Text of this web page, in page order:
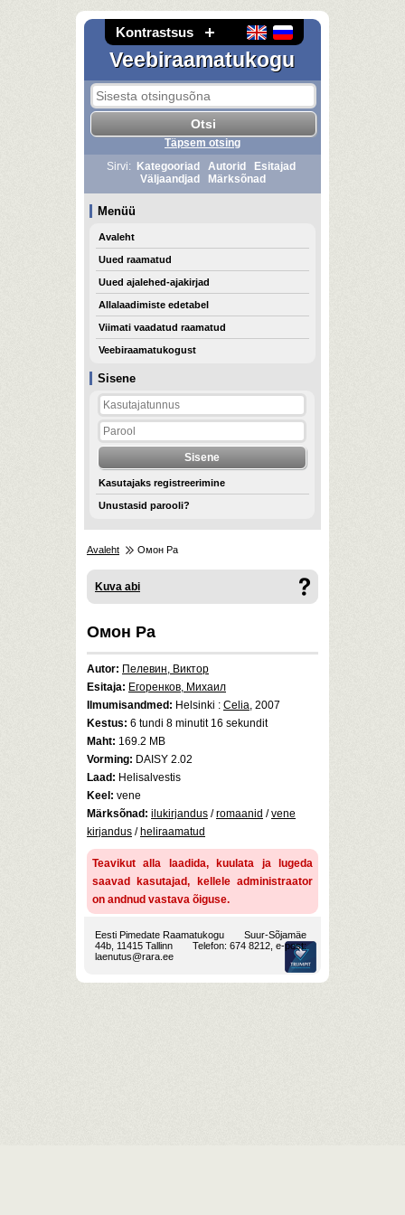
Kontrastsus
Veebiraamatukogu
Sisene
Kasutajaks registreerimine
Unustasid parooli?
Täpsem otsing
Sirvi:
Kategooriad Autorid
Esitajad
Väljaandjad
Märksõnad
Menüü
Avaleht
Uued raamatud
Uued ajalehed-ajakirjad
Allalaadimiste edetabel
Viimati vaadatud raamatud
Veebiraamatukogust
Avaleht Омон Ра
Kuva abi
Омон Ра
Autor: Пелевин, Виктор
Esitaja: Егоренков, Михаил
Ilmumisandmed: Helsinki : Celia, 2007
Kestus: 6 tundi 8 minutit 16 sekundit
Maht: 169.2 MB
Vorming: DAISY 2.02
Laad: Helisalvestis
Keel: vene
Märksõnad: ilukirjandus /romaanid /vene
kirjandus / heliraamatud
Teavikut alla laadida, kuulata ja lugeda
saavad kasutajad, kellele administraator
on andnud vastava õiguse.
Eesti Pimedate Raamatukogu
Suur-Sõjamäe
44b, 11415 Tallinn
Telefon: 674 8212, e-post:
laenutus@rara.ee